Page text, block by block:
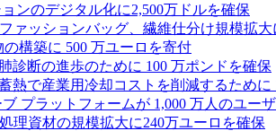
ンのデジタル化に2,500万ドルを確保
ァッションバッグ、繊維仕分け規模拡大
の構築に 500 万ユーロを寄付
肺診断の進歩のために 100 万ポンドを確保
熱で産業用冷却コストを削減するために
プラットフォームが 1,000 万人のユー
理資材の規模拡大に240万ユーロを確保